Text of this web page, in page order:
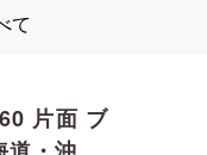
て
片面 ブ